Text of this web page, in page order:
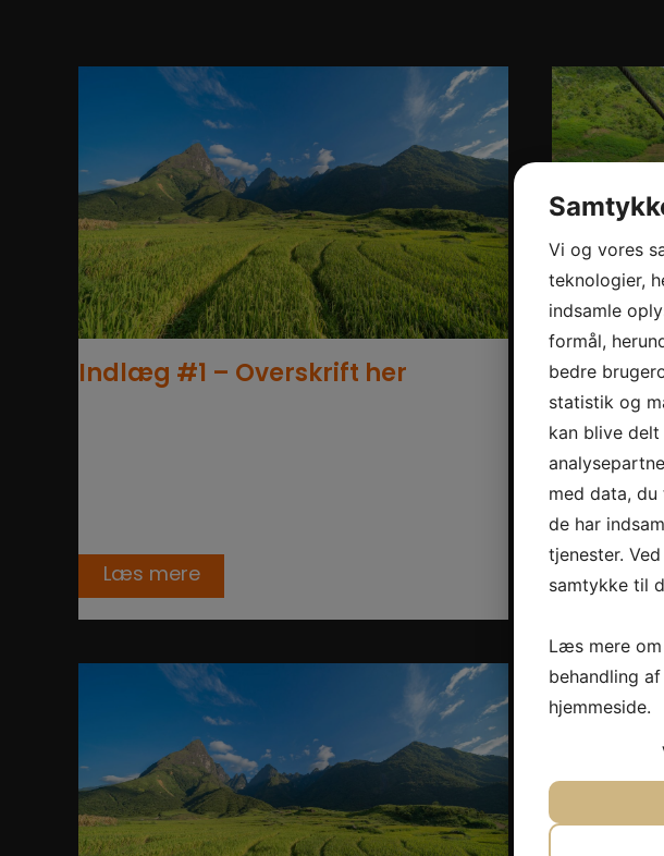
Indlæg #1 – Overskrift her
Læs mere
Indlæg
Rhoncus
varius
volutpat
ante
Læs
Vi og vores
teknologier,
indsamle
formål,
bedre
statistik og
kan blive
med data,
de har
tjenester.
samtykke til
Læs mere
behandling
hjemmeside.